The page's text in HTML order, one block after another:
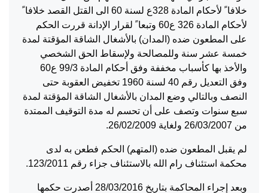
خلافا ً لأحكام المادة 328ع لسنة 60 الى القتل القصد خلافا ً
لأحكام المادة 326 ع60 وتبعا ً لقرار الإدانة قررت الحكم
على المطعون ضده (المدان) بالأشغال الشاقة المؤقتة لمدة
خمسة عشر سنة وللمصالحة ولإسقاط الحق الشخصي
والأخذ بها كأسباب مخففة وفق أحكام المادة 99/3 ع60
وفق التعديل رقم 40 لسنة 1960 تخفيض العقوبة حتى
النصف وبالتالي وضع المدان بالأشغال الشاقة المؤقتة لمدة
سبع سنوات وتصف على أن تحسم له مدة التوقيف الممتدة
من 26/03/2007 ولغاية 26/02/2009.
لم يقبل المطعون ضده (المتهم) الحكم فطعن به لدى
محكمة استئناف رام الله بالاستئناف جزاء رقم 123/2011.
وبعد إجراء المحاكمة بتاريخ 28/03/2016 أصدرت حكمها